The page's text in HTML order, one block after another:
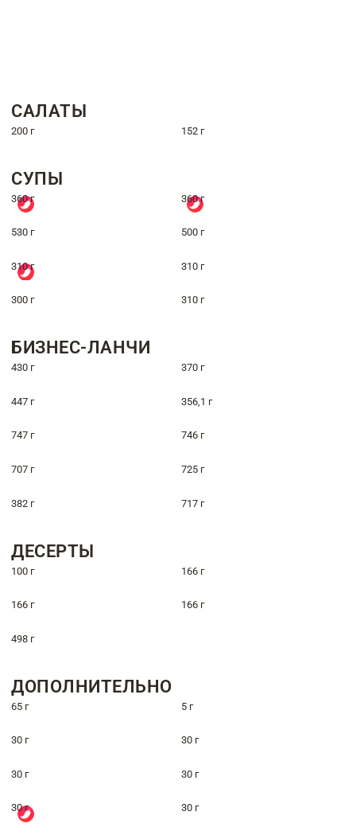
САЛАТЫ
200 г 152 г
СУПЫ
360 г 360 г
530 г 500 г
310 г 310 г
300 г 310 г
БИЗНЕС-ЛАНЧИ
430 г 370 г
447 г 356,1 г
747 г 746 г
707 г 725 г
382 г 717 г
ДЕСЕРТЫ
100 г 166 г
166 г 166 г
498 г
ДОПОЛНИТЕЛЬНО
65 г 5 г
30 г 30 г
30 г 30 г
30 г 30 г